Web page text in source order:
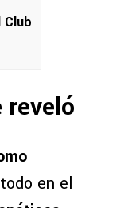
reveló
en el